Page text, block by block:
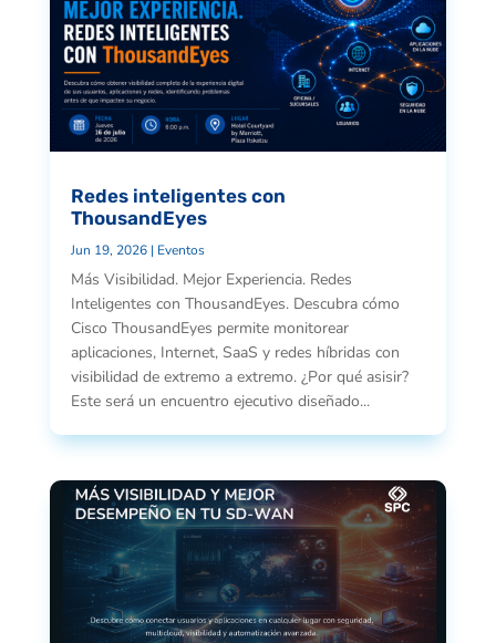
Redes inteligentes con
ThousandEyes
Jun 19, 2026| Eventos
Más Visibilidad. Mejor Experiencia. Redes
Inteligentes con ThousandEyes. Descubra cómo
Cisco ThousandEyes permite monitorear
aplicaciones, Internet, SaaS y redes híbridas con
visibilidad de extremo a extremo. ¿Por qué asisir?
Este será un encuentro ejecutivo diseñado...